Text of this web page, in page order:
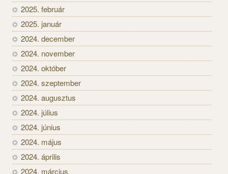
2025. február
2025. január
2024. december
2024. november
2024. október
2024. szeptember
2024. augusztus
2024. július
2024. június
2024. május
2024. április
2024. március